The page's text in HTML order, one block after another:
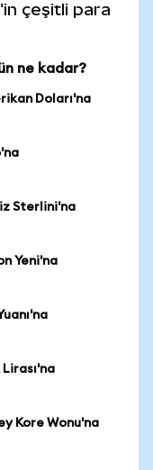
çeşitli para
ne kadar?
Doları'na
Sterlini'na
Yeni'na
Kore Wonu'na